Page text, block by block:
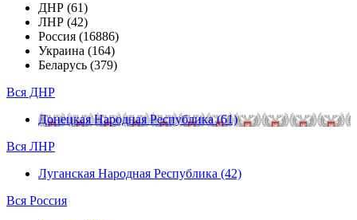
ДНР (61)
ЛНР (42)
Россия (16886)
Украина (164)
Беларусь (379)
Вся ДНР
Донецкая Народная Республика (61)
Вся ЛНР
Луганская Народная Республика (42)
Вся Россия